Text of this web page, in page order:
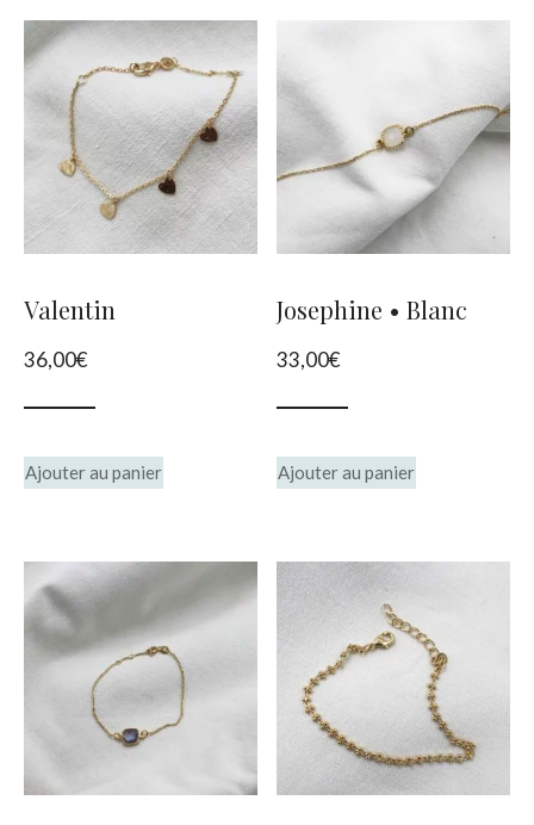
Les
options
peuvent
être
sur
Valentin
36,00€
Ajouter au panier
Josephine • Blanc
33,00€
Ajouter au panier